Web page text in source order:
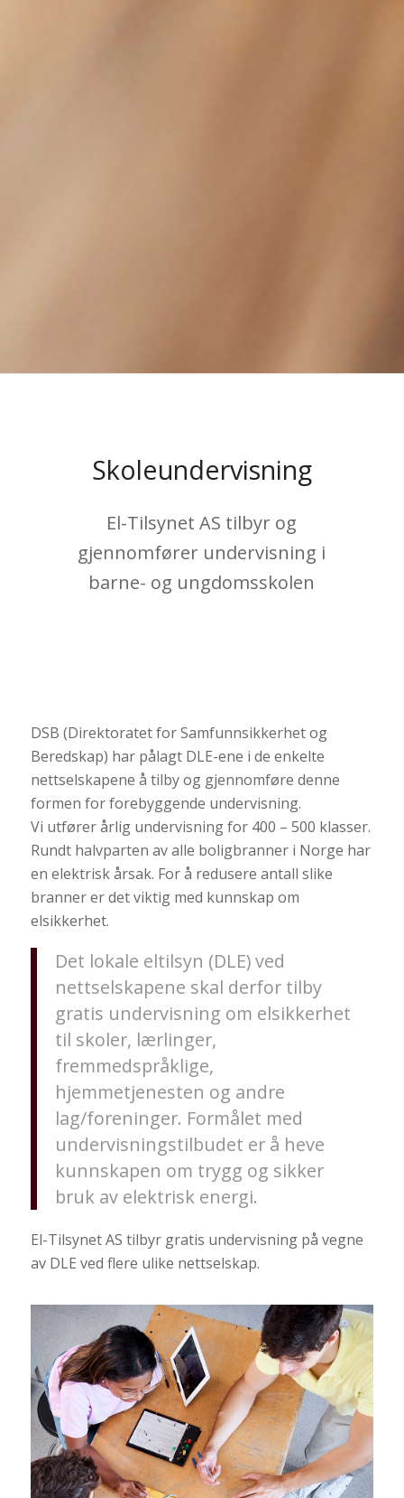
Skoleundervisning
El-Tilsynet AS tilbyr og
gjennomfører undervisning i
barne- og ungdomsskolen
DSB (Direktoratet for Samfunnsikkerhet og
Beredskap) har pålagt DLE-ene i de enkelte
nettselskapene å tilby og gjennomføre denne
formen for forebyggende undervisning.
Vi utfører årlig undervisning for 400 – 500 klasser.
Rundt halvparten av alle boligbranner i Norge har
en elektrisk årsak. For å redusere antall slike
branner er det viktig med kunnskap om
elsikkerhet.
Det lokale eltilsyn (DLE) ved
nettselskapene skal derfor tilby
gratis undervisning om elsikkerhet
til skoler, lærlinger,
fremmedspråklige,
hjemmetjenesten og andre
lag/foreninger. Formålet med
undervisningstilbudet er å heve
kunnskapen om trygg og sikker
bruk av elektrisk energi.
El-Tilsynet AS tilbyr gratis undervisning på vegne
av DLE ved flere ulike nettselskap.